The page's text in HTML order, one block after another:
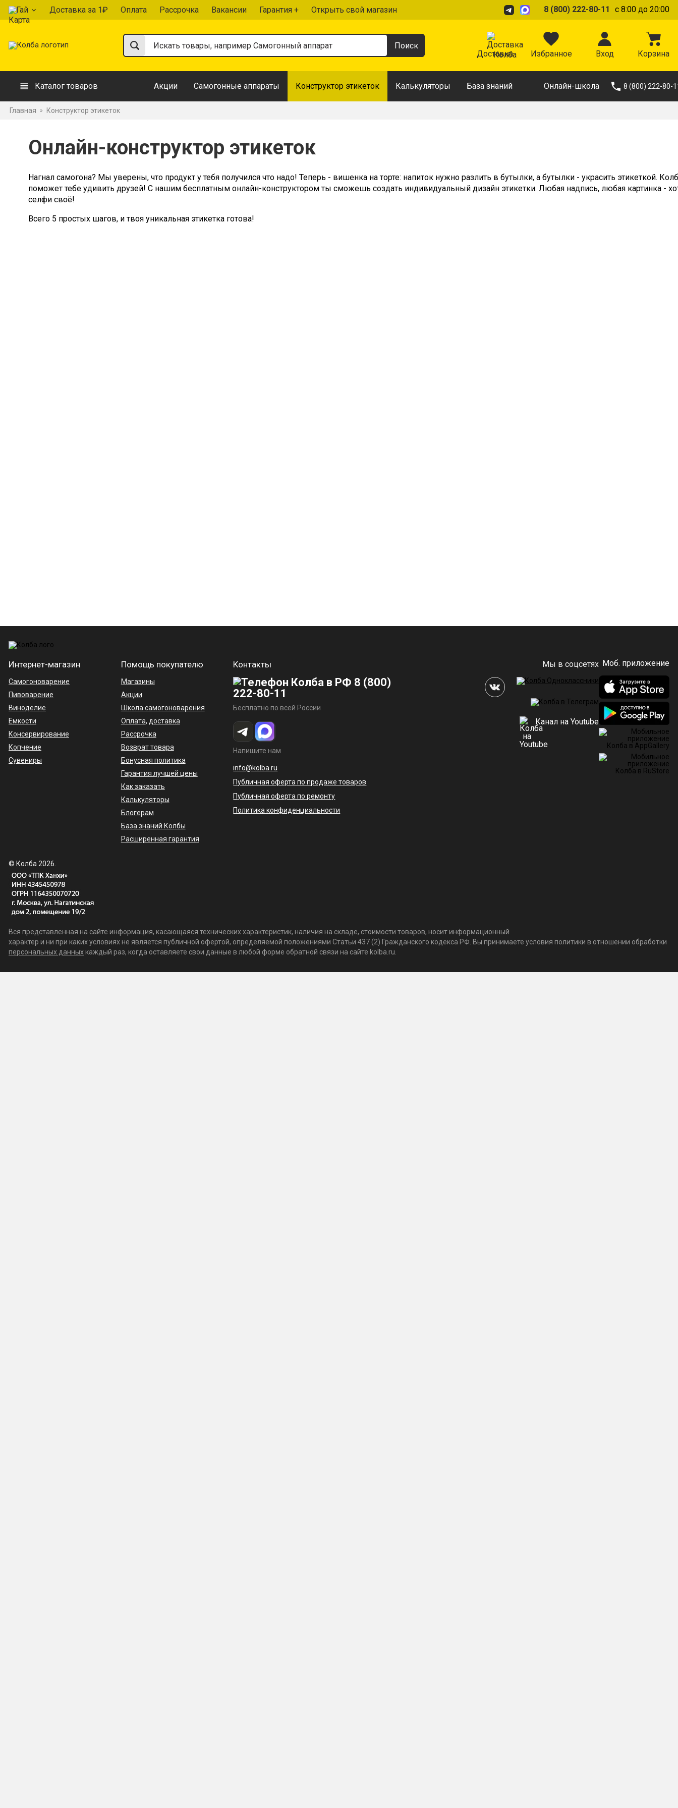
Гай Доставка за 1₽ Оплата Рассрочка Вакансии Гарантия + Открыть свой магазин 8 (800) 222-80-11 с 8:00 до 20:00
Доставка Избранное Вход Корзина
Каталог товаров Акции Самогонные аппараты Конструктор этикеток Калькуляторы База знаний Онлайн-школа 8 (800) 222-80-
Главная » Конструктор этикеток
Онлайн-конструктор этикеток
Нагнал самогона? Мы уверены, что продукт у тебя получился что надо! Теперь - вишенка на торте: напиток нужно разлить в бутылки, а бутылки - украсить этикеткой.
поможет тебе удивить друзей! С нашим бесплатным онлайн-конструктором ты сможешь создать индивидуальный дизайн этикетки. Любая надпись, любая картинка -
селфи своё!
Всего 5 простых шагов, и твоя уникальная этикетка готова!
Интернет-магазин
Самогоноварение
Пивоварение
Виноделие
Емкости
Консервирование
Копчение
Сувениры
Помощь покупателю
Магазины
Акции
Школа самогоноварения
Оплата, доставка
Рассрочка
Возврат товара
Бонусная политика
Гарантия лучшей цены
Как заказать
Калькуляторы
Блогерам
База знаний Колбы
Расширенная гарантия
Контакты
8 (800)
222-80-11
Бесплатно по всей России
Напишите нам
info@kolba.ru
Публичная оферта по продаже товаров
Публичная оферта по ремонту
Политика конфиденциальности
Мы в соцсетях
Канал на Youtube
Моб. приложение
© Колба 2026.
Вся представленная на сайте информация, касающаяся технических характеристик, наличия на складе, стоимости товаров, носит информационный
характер и ни при каких условиях не является публичной офертой, определяемой положениями Статьи 437 (2) Гражданского кодекса РФ. Вы принимаете условия политики в отношении обработки
персональных данныхкаждый раз, когда оставляете свои данные в любой форме обратной связи на сайте kolba.ru.